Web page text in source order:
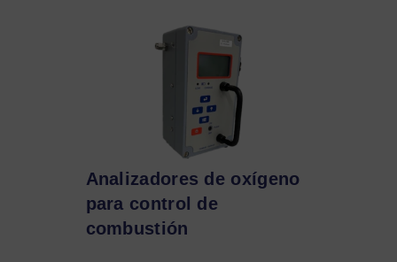
Analizadores de oxígeno
para control de
combustión